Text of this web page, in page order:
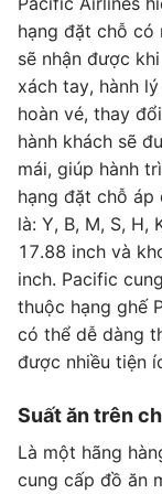
hạng đặt chỗ có
sẽ nhận được
xách tay, hành
hoàn vé, thay
hành khách sẽ
mái, giúp hành
hạng đặt chỗ áp
là: Y, B, M, S, H,
17.88 inch và
inch. Pacific
thuộc hạng ghế
có thể dễ dàng
được nhiều tiện
Suất ăn trên
Là một hãng
cung cấp đồ ăn